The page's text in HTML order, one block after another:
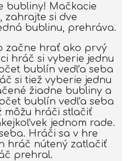
bubliny! Mačkacie
zahrajte si dve
bublinu, prehráva.
začne hrať ako prvý
hráč si vyberie jednu
bublín vedľa seba
si tiež vyberie jednu
žiadne bubliny a
bublín vedľa seba
môžu hráči stlačiť
jednom rade.
Hráči sa v hre
hráč nútený zatlačiť
prehral.